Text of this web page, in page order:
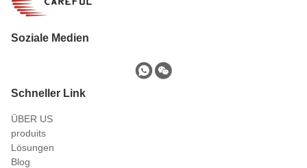
Soziale Medien
Schneller Link
ÜBER US
produits
Lösungen
Blog